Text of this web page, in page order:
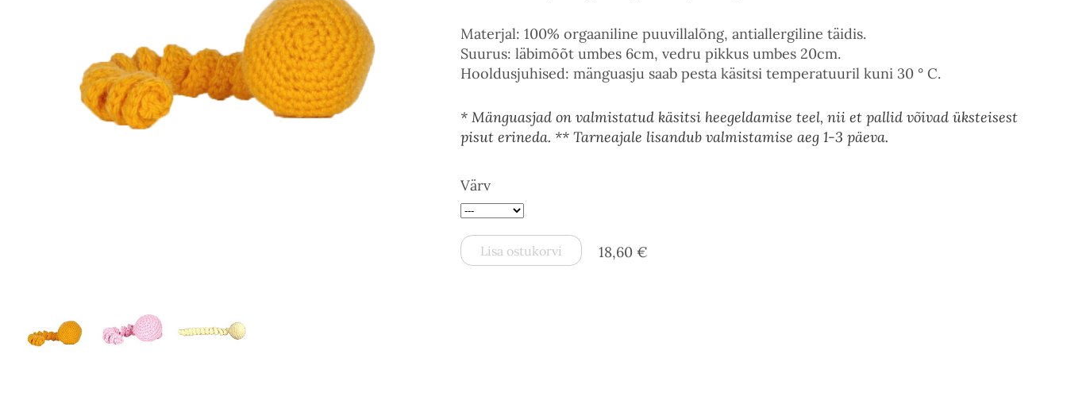
Materjal: 100% orgaaniline puuvillalõng, antiallergiline täidis.
Suurus: läbimõõt umbes 6cm, vedru pikkus umbes 20cm.
Hooldusjuhised: mänguasju saab pesta käsitsi temperatuuril kuni 30 ° C.
* Mänguasjad on valmistatud käsitsi heegeldamise teel, nii et pallid võivad üksteisest
pisut erineda. ** Tarneajale lisandub valmistamise aeg 1-3 päeva.
Värv
Lisa ostukorvi 18,60 €